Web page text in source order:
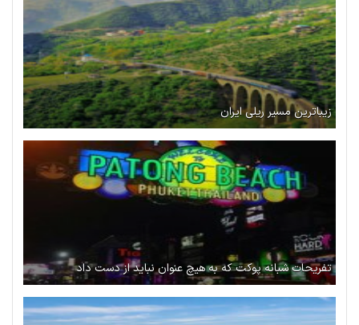
زیباترین مسیر ریلی ایران
تفریحات شبانه پوکت که به هیچ عنوان نباید از دست داد